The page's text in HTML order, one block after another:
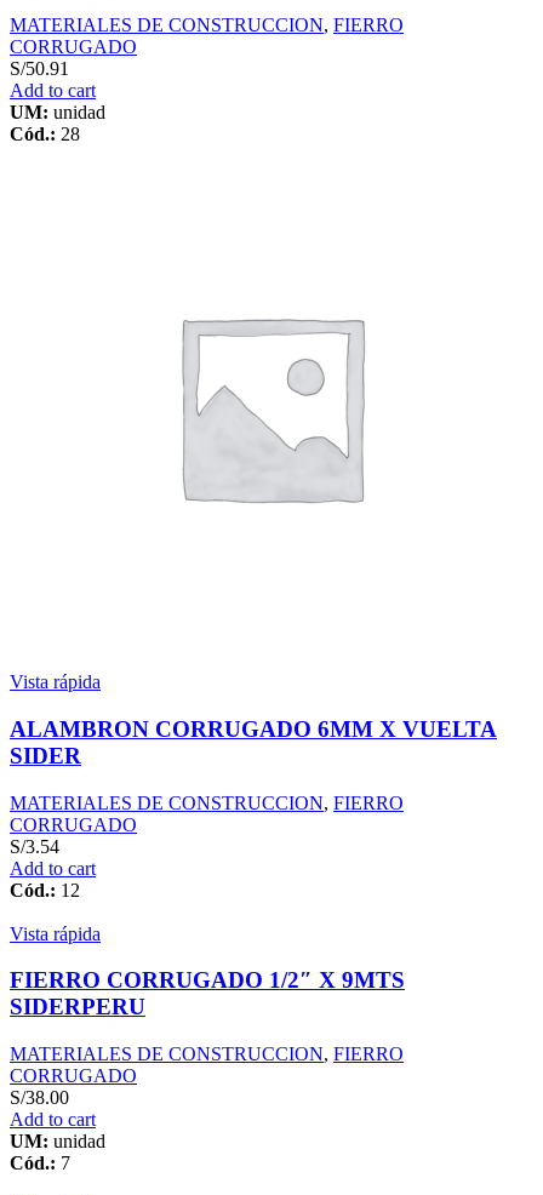
MATERIALES DE CONSTRUCCION, FIERRO
CORRUGADO
S/50.91
Add to cart
UM: unidad
Cód.: 28
Vista rápida
ALAMBRON CORRUGADO 6MM X VUELTA
SIDER
MATERIALES DE CONSTRUCCION, FIERRO
CORRUGADO
S/3.54
Add to cart
Cód.: 12
Vista rápida
FIERRO CORRUGADO 1/2″ X 9MTS
SIDERPERU
MATERIALES DE CONSTRUCCION, FIERRO
CORRUGADO
S/38.00
Add to cart
UM: unidad
Cód.: 7